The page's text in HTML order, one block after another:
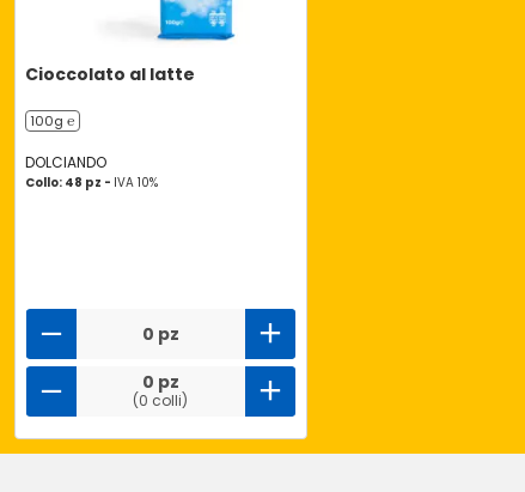
Cioccolato al latte
100g ℮
DOLCIANDO
Collo: 48 pz - IVA 10%
0 pz
0 pz
(0 colli)